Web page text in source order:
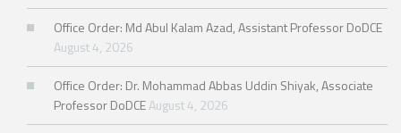
Office Order: Md Abul Kalam Azad, Assistant Professor DoDCE
August 4, 2026
Office Order: Dr. Mohammad Abbas Uddin Shiyak, Associate
Professor DoDCEAugust 4, 2026